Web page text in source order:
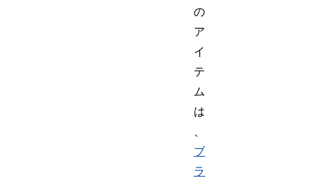
の
ア
イ
テ
ム
は
、
ブ
ラ